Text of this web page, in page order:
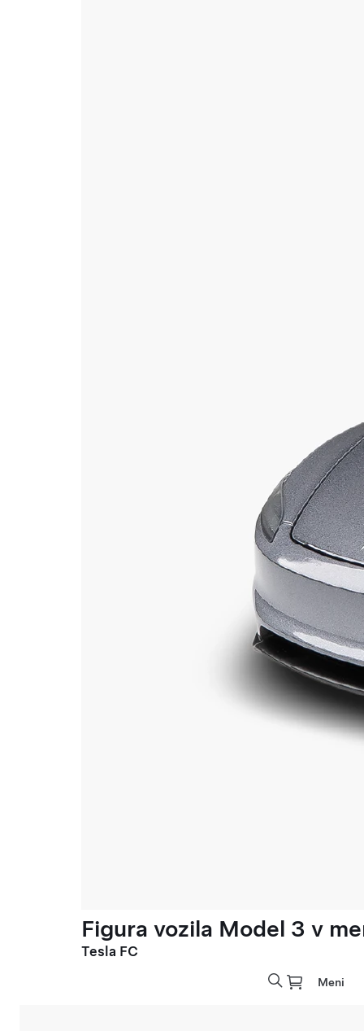
Figura vozila Model 3 v
Tesla FC
Meni